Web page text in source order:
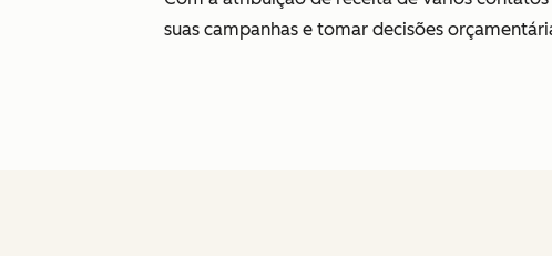
suas campanhas e tomar decisões